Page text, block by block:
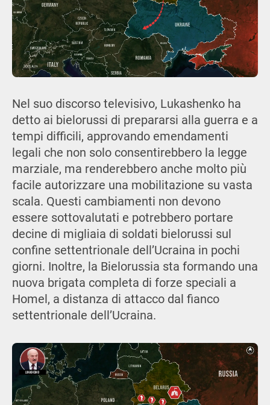
Nel suo discorso televisivo, Lukashenko ha
detto ai bielorussi di prepararsi alla guerra e a
tempi difficili, approvando emendamenti
legali che non solo consentirebbero la legge
marziale, ma renderebbero anche molto più
facile autorizzare una mobilitazione su vasta
scala. Questi cambiamenti non devono
essere sottovalutati e potrebbero portare
decine di migliaia di soldati bielorussi sul
confine settentrionale dell’Ucraina in pochi
giorni. Inoltre, la Bielorussia sta formando una
nuova brigata completa di forze speciali a
Homel, a distanza di attacco dal fianco
settentrionale dell’Ucraina.